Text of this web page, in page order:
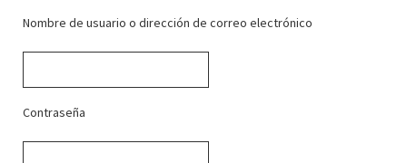
Nombre de usuario o dirección de correo electrónico
Contraseña